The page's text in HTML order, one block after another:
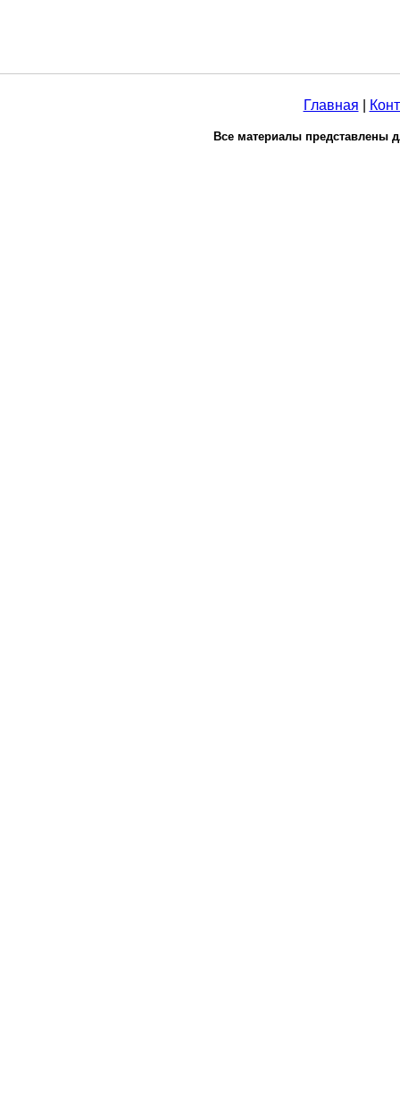
Главная
Все материалы представлены